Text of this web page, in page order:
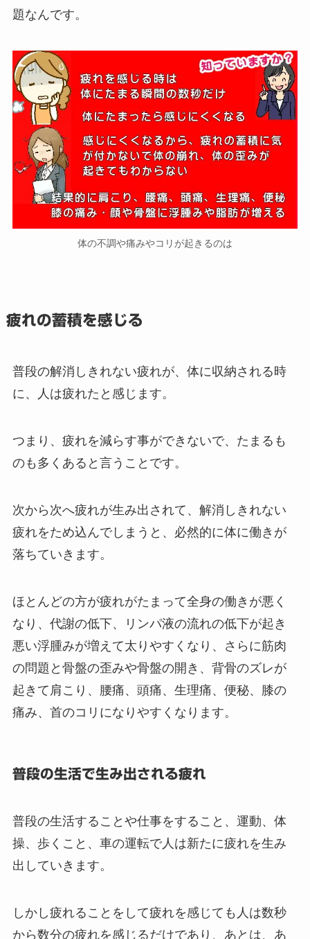
題なんです。
体の不調や痛みやコリが起きるのは
疲れの蓄積を感じる
普段の解消しきれない疲れが、体に収納される時
に、人は疲れたと感じます。
つまり、疲れを減らす事ができないで、たまるも
のも多くあると言うことです。
次から次へ疲れが生み出されて、解消しきれない
疲れをため込んでしまうと、必然的に体に働きが
落ちていきます。
ほとんどの方が疲れがたまって全身の働きが悪く
なり、代謝の低下、リンパ液の流れの低下が起き
悪い浮腫みが増えて太りやすくなり、さらに筋肉
の問題と骨盤の歪みや骨盤の開き、背骨のズレが
起きて肩こり、腰痛、頭痛、生理痛、便秘、膝の
痛み、首のコリになりやすくなります。
普段の生活で生み出される疲れ
普段の生活することや仕事をすること、運動、体
操、歩くこと、車の運転で人は新たに疲れを生み
出していきます。
しかし疲れることをして疲れを感じても人は数秒
から数分の疲れを感じるだけであり、あとは、あ